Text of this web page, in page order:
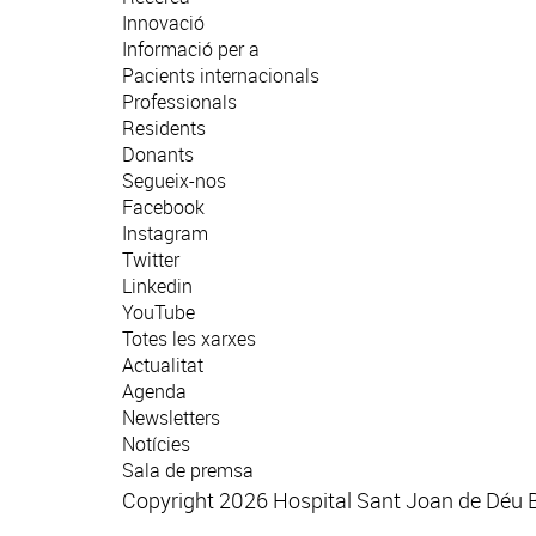
Innovació
Informació per a
Pacients internacionals
Professionals
Residents
Donants
Segueix-nos
Facebook
Instagram
Twitter
Linkedin
YouTube
Totes les xarxes
Actualitat
Agenda
Newsletters
Notícies
Sala de premsa
Copyright 2026 Hospital Sant Joan de Déu